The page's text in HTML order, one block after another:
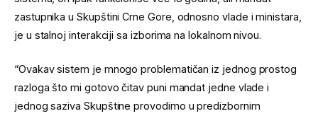
zastupnika u Skupštini Crne Gore, odnosno vlade i ministara,
je u stalnoj interakciji sa izborima na lokalnom nivou.
“Ovakav sistem je mnogo problematičan iz jednog prostog
razloga što mi gotovo čitav puni mandat jedne vlade i
jednog saziva Skupštine provodimo u predizbornim